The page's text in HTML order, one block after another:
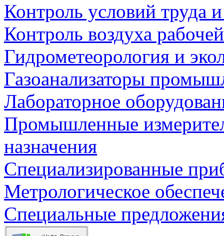
Контроль условий труда
Контроль воздуха
Гидрометеорология и
Газоанализаторы
Лабораторное
Промышленные
назначения
Специализированные
Метрологическое
Специальные